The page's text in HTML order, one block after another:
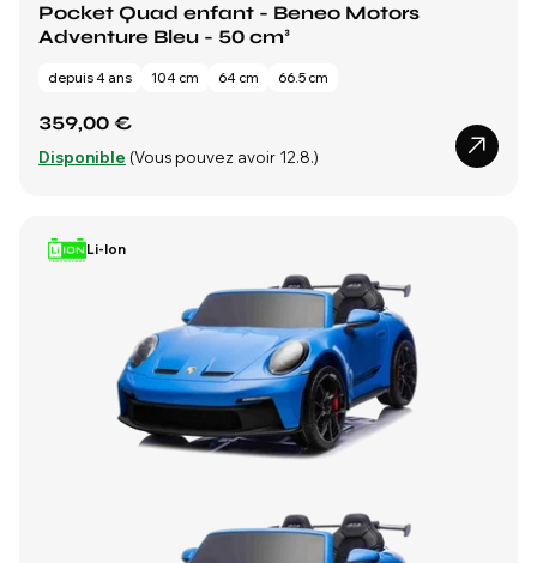
Pocket Quad enfant - Beneo Motors
Adventure Bleu - 50 cm³
depuis 4 ans 104 cm 64 cm 66.5 cm
359,00 €
Disponible (Vous pouvez avoir 12.8.)
Li-Ion